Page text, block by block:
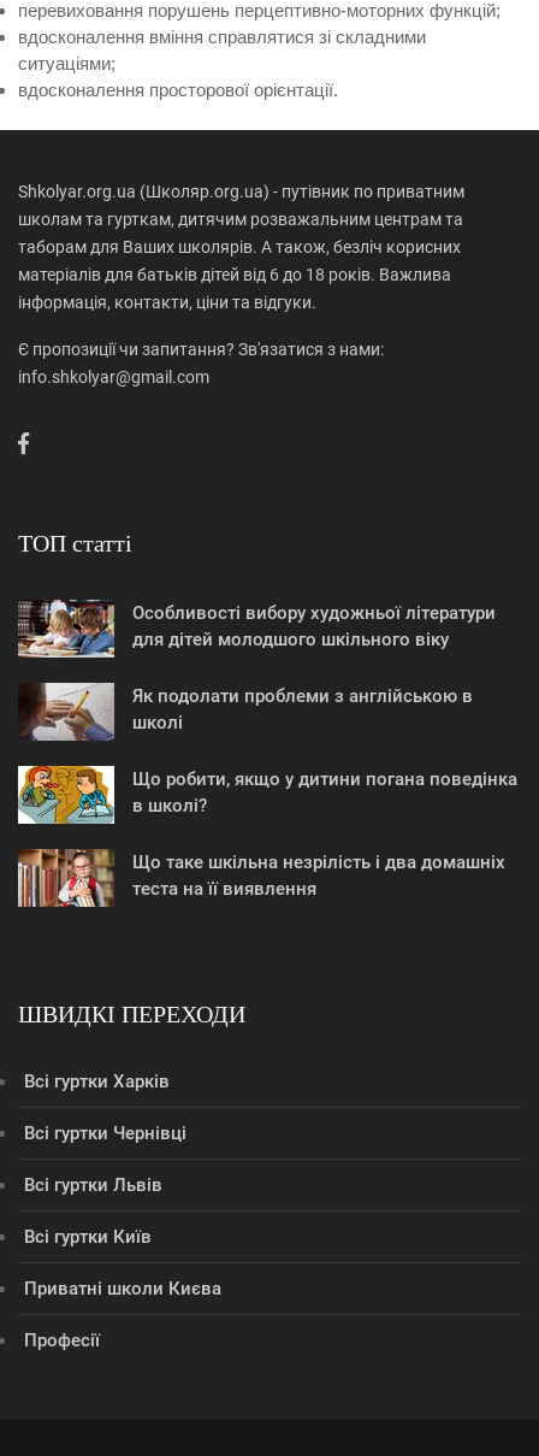
перевиховання порушень перцептивно-моторних функцій;
вдосконалення вміння справлятися зі складними
ситуаціями;
вдосконалення просторової орієнтації.
Shkolyar.org.ua (Школяр.org.ua) - путівник по приватним
школам та гурткам, дитячим розважальним центрам та
таборам для Ваших школярів. А також, безліч корисних
матеріалів для батьків дітей від 6 до 18 років. Важлива
інформація, контакти, ціни та відгуки.
Є пропозиції чи запитання? Зв'язатися з нами:
info.shkolyar@gmail.com
ТОП статті
Особливості вибору художньої літератури
для дітей молодшого шкільного віку
Як подолати проблеми з англійською в
школі
Що робити, якщо у дитини погана поведінка
в школі?
Що таке шкільна незрілість і два домашніх
теста на її виявлення
ШВИДКІ ПЕРЕХОДИ
Всі гуртки Харків
Всі гуртки Чернівці
Всі гуртки Львів
Всі гуртки Київ
Приватні школи Києва
Професії